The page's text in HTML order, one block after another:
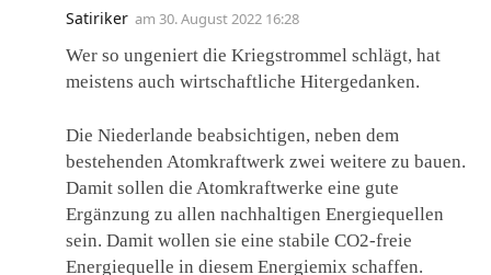
Satiriker am 30. August 2022 16:28
Wer so ungeniert die Kriegstrommel schlägt, hat
meistens auch wirtschaftliche Hitergedanken.
Die Niederlande beabsichtigen, neben dem
bestehenden Atomkraftwerk zwei weitere zu bauen.
Damit sollen die Atomkraftwerke eine gute
Ergänzung zu allen nachhaltigen Energiequellen
sein. Damit wollen sie eine stabile CO2-freie
Energiequelle in diesem Energiemix schaffen.